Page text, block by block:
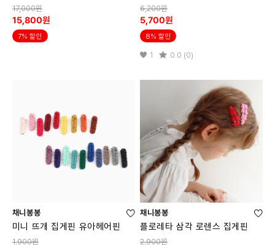
17,000원
15,800원
7% 할인
6,200원
5,700원
8% 할인
1 0.0 (0)
채니봉봉
미니 뜨개 집게핀 유아헤어핀
1,900원
채니봉봉
플로레타 삼각 로렌스 집게핀
2,900원